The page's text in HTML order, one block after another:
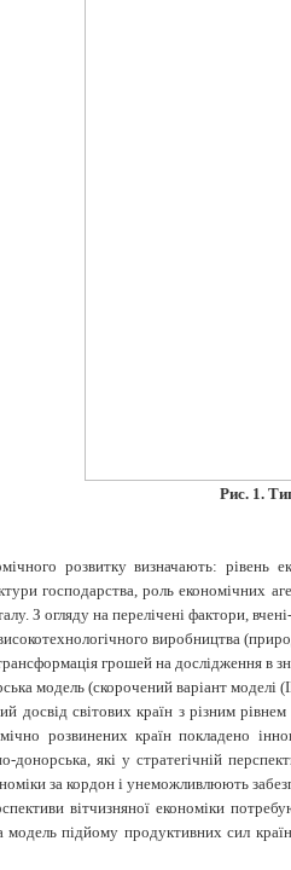
Рис. 1.
розвитку визначають: рівень
господарства, роль економічних
З огляду на перелічені фактори,
виробництва
грошей на дослідження в
модель (скорочений варіант моделі
досвід світових країн з різним
розвинених країн покладено
донорська, які у стратегічній
за кордон і унеможливлюють
вітчизняної економіки
підйому продуктивних сил